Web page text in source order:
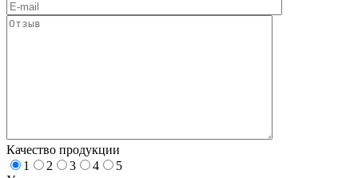
Качество продукции
1
2 3 4
5